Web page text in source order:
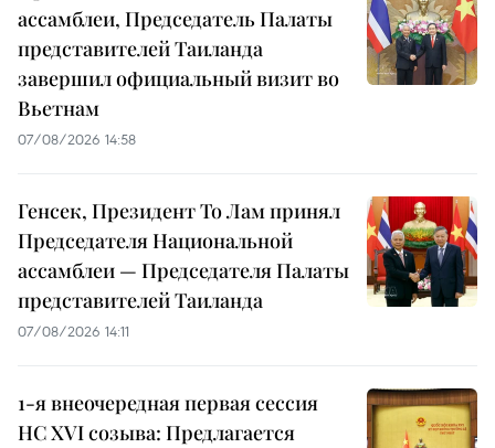
ассамблеи, Председатель Палаты
представителей Таиланда
завершил официальный визит во
Вьетнам
07/08/2026 14:58
Генсек, Президент То Лам принял
Председателя Национальной
ассамблеи — Председателя Палаты
представителей Таиланда
07/08/2026 14:11
1-я внеочередная первая сессия
НС XVI созыва: Предлагается